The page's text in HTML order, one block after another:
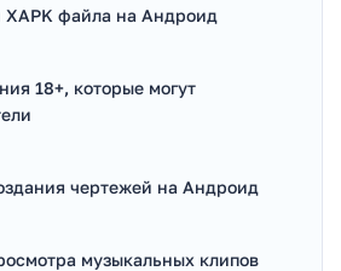
XAPK файла на Андроид
18+, которые могут
чертежей на Андроид
музыкальных клипов